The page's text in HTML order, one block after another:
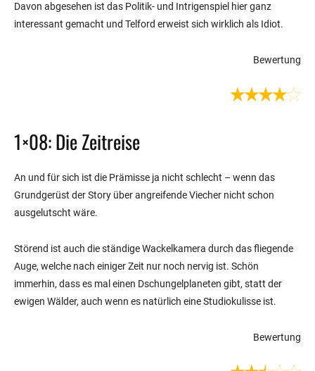
Davon abgesehen ist das Politik- und Intrigenspiel hier ganz
interessant gemacht und Telford erweist sich wirklich als Idiot.
Bewertung
1×08: Die Zeitreise
An und für sich ist die Prämisse ja nicht schlecht – wenn das
Grundgerüst der Story über angreifende Viecher nicht schon
ausgelutscht wäre.
Störend ist auch die ständige Wackelkamera durch das fliegende
Auge, welche nach einiger Zeit nur noch nervig ist. Schön
immerhin, dass es mal einen Dschungelplaneten gibt, statt der
ewigen Wälder, auch wenn es natürlich eine Studiokulisse ist.
Bewertung